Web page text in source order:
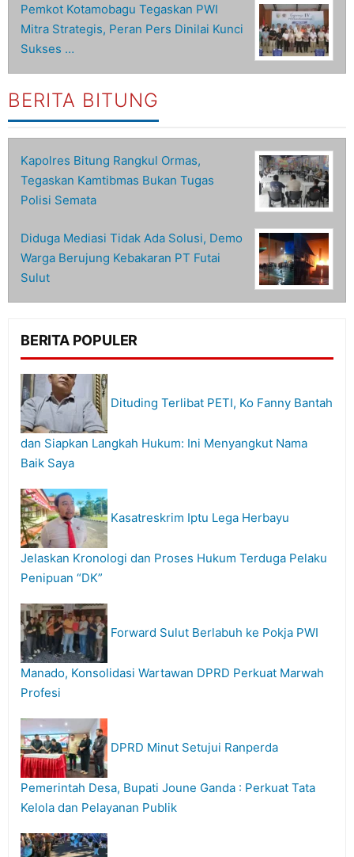
Pemkot Kotamobagu Tegaskan PWI
Mitra Strategis, Peran Pers Dinilai Kunci
Sukses …
BERITA BITUNG
Kapolres Bitung Rangkul Ormas,
Tegaskan Kamtibmas Bukan Tugas
Polisi Semata
Diduga Mediasi Tidak Ada Solusi, Demo
Warga Berujung Kebakaran PT Futai
Sulut
BERITA POPULER
Dituding Terlibat PETI, Ko Fanny Bantah
dan Siapkan Langkah Hukum: Ini Menyangkut Nama
Baik Saya
Kasatreskrim Iptu Lega Herbayu
Jelaskan Kronologi dan Proses Hukum Terduga Pelaku
Penipuan “DK”
Forward Sulut Berlabuh ke Pokja PWI
Manado, Konsolidasi Wartawan DPRD Perkuat Marwah
Profesi
DPRD Minut Setujui Ranperda
Pemerintah Desa, Bupati Joune Ganda : Perkuat Tata
Kelola dan Pelayanan Publik